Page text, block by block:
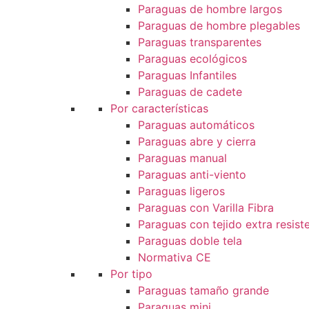
Paraguas de hombre largos
Paraguas de hombre plegables
Paraguas transparentes
Paraguas ecológicos
Paraguas Infantiles
Paraguas de cadete
Por características
Paraguas automáticos
Paraguas abre y cierra
Paraguas manual
Paraguas anti-viento
Paraguas ligeros
Paraguas con Varilla Fibra
Paraguas con tejido extra
Paraguas doble tela
Normativa CE
Por tipo
Paraguas tamaño grande